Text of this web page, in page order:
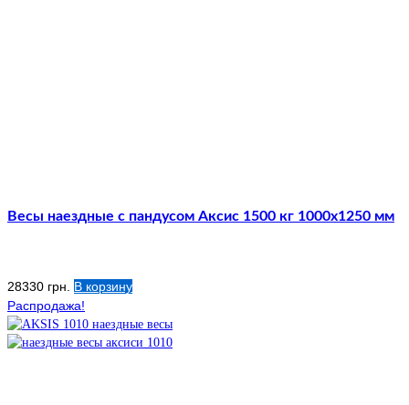
Весы наездные с пандусом Аксис 1500 кг 1000х1250 мм
28330 грн.
В корзину
Распродажа!